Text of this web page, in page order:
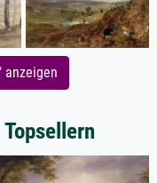
anzeigen